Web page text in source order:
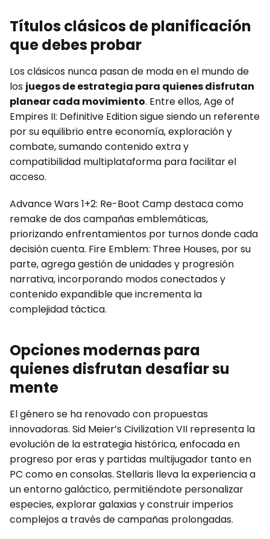
Títulos clásicos de planificación
que debes probar
Los clásicos nunca pasan de moda en el mundo de
los juegos de estrategia para quienes disfrutan
planear cada movimiento. Entre ellos, Age of
Empires II: Definitive Edition sigue siendo un referente
por su equilibrio entre economía, exploración y
combate, sumando contenido extra y
compatibilidad multiplataforma para facilitar el
acceso.
Advance Wars 1+2: Re-Boot Camp destaca como
remake de dos campañas emblemáticas,
priorizando enfrentamientos por turnos donde cada
decisión cuenta. Fire Emblem: Three Houses, por su
parte, agrega gestión de unidades y progresión
narrativa, incorporando modos conectados y
contenido expandible que incrementa la
complejidad táctica.
Opciones modernas para
quienes disfrutan desafiar su
mente
El género se ha renovado con propuestas
innovadoras. Sid Meier’s Civilization VII representa la
evolución de la estrategia histórica, enfocada en
progreso por eras y partidas multijugador tanto en
PC como en consolas. Stellaris lleva la experiencia a
un entorno galáctico, permitiéndote personalizar
especies, explorar galaxias y construir imperios
complejos a través de campañas prolongadas.